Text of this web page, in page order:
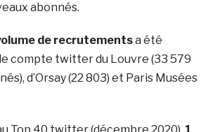
abonnés.
de recrutementsa été
compte twitter du Louvre (33 579
d’Orsay (22 803) et Paris Musées